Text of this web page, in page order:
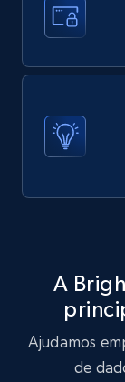
Zara -
Category id,
more.
1.2K+
1.1K+
A
Ajudamos
de